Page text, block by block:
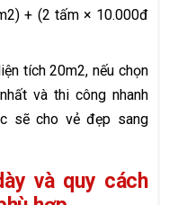
+ (2 tấm × 10.000đ
tích 20m2, nếu chọn
và thi công nhanh
sẽ cho vẻ đẹp sang
và quy cách